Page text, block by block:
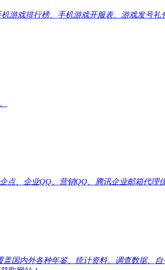
游戏排行榜、手机游戏开服表、游戏发号
、企业QQ、营销QQ、腾讯企业邮箱代理
国内外各种年鉴、统计资料、调查数据、